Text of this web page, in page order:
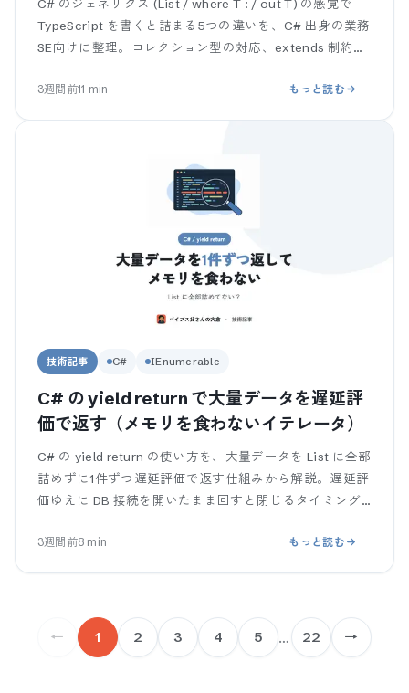
C# のジェネリクス (List / where T : / out T) の感覚で
TypeScript を書くと詰まる5つの違いを、C# 出身の業務
SE向けに整理。コレクション型の対応、extends 制約が
3週間前11 min もっと読む
技術記事 C# IEnumerable
C# の yield return で大量データを遅延評
価で返す（メモリを食わないイテレータ）
C# の yield return の使い方を、大量データを List に全部
詰めずに1件ずつ遅延評価で返す仕組みから解説。遅延評
価ゆえに DB 接続を開いたまま回すと閉じるタイミング
3週間前8 min もっと読む
← 1 2 3 4 5 … 22 →